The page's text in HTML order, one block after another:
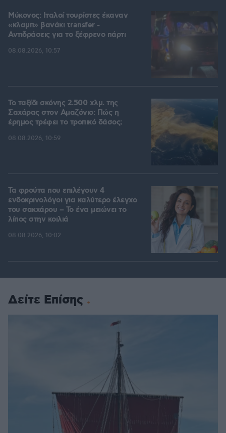
Μύκονος: Ιταλοί τουρίστες έκαναν
«κλαμπ» βανάκι transfer -
Αντιδράσεις για το ξέφρενο πάρτι
08.08.2026, 10:57
Το ταξίδι σκόνης 2.500 χλμ. της
Σαχάρας στον Αμαζόνιο: Πώς η
έρημος τρέφει το τροπικό δάσος;
08.08.2026, 10:59
Τα φρούτα που επιλέγουν 4
ενδοκρινολόγοι για καλύτερο έλεγχο
του σακχάρου – Το ένα μειώνει το
λίπος στην κοιλιά
08.08.2026, 10:02
Δείτε Επίσης